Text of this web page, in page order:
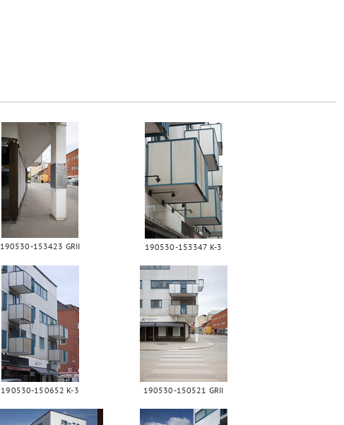
190530-153423 GRII 190530-153347 K-3
190530-150652 K-3 190530-150521 GRII